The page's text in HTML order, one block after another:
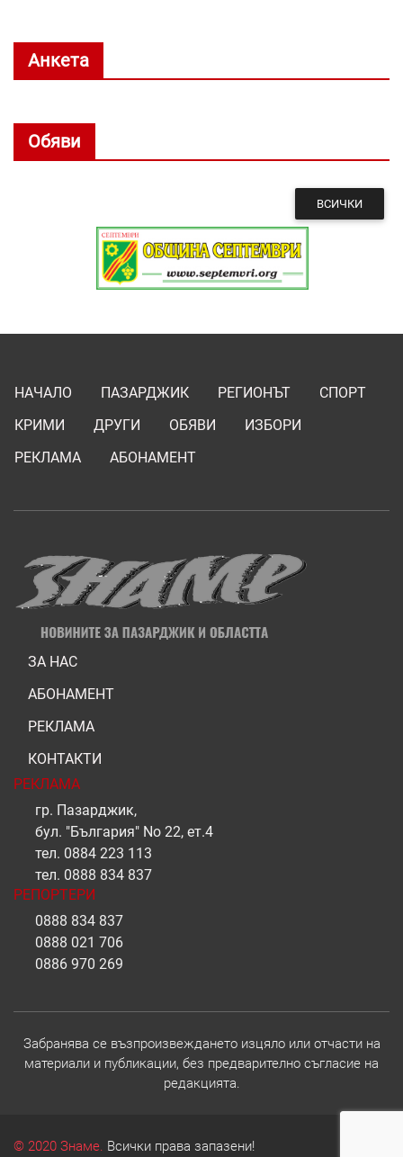
Анкета
Обяви
ВСИЧКИ
НАЧАЛО ПАЗАРДЖИК РЕГИОНЪТ
СПОРТ
КРИМИ
ДРУГИ ОБЯВИ
ИЗБОРИ
РЕКЛАМА
АБОНАМЕНТ
ЗА НАС
АБОНАМЕНТ
РЕКЛАМА
КОНТАКТИ
РЕКЛАМА
гр. Пазарджик,
бул. "България" No 22, ет.4
тел. 0884 223 113
тел. 0888 834 837
РЕПОРТЕРИ
0888 834 837
0888 021 706
0886 970 269
Забранява се възпроизвеждането изцяло или отчасти на
материали и публикации, без предварително съгласие на
редакцията.
© 2020 Знаме. Всички права запазени!